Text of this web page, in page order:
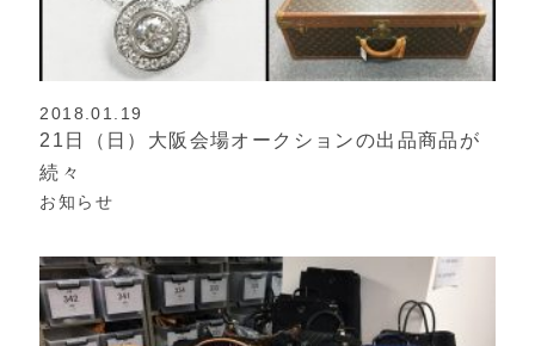
2018.01.19
21日（日）大阪会場オークションの出品商品が
続々
お知らせ